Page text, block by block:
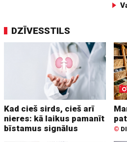
DZĪVESSTILS
Kad cieš sirds, cieš arī
nieres: kā laikus pamanīt
bīstamus signālus
©